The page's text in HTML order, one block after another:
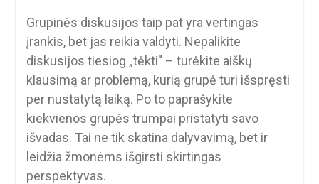
Grupinės diskusijos taip pat yra vertingas
įrankis, bet jas reikia valdyti. Nepalikite
diskusijos tiesiog „tėkti” – turėkite aiškų
klausimą ar problemą, kurią grupė turi išspręsti
per nustatytą laiką. Po to paprašykite
kiekvienos grupės trumpai pristatyti savo
išvadas. Tai ne tik skatina dalyvavimą, bet ir
leidžia žmonėms išgirsti skirtingas
perspektyvas.